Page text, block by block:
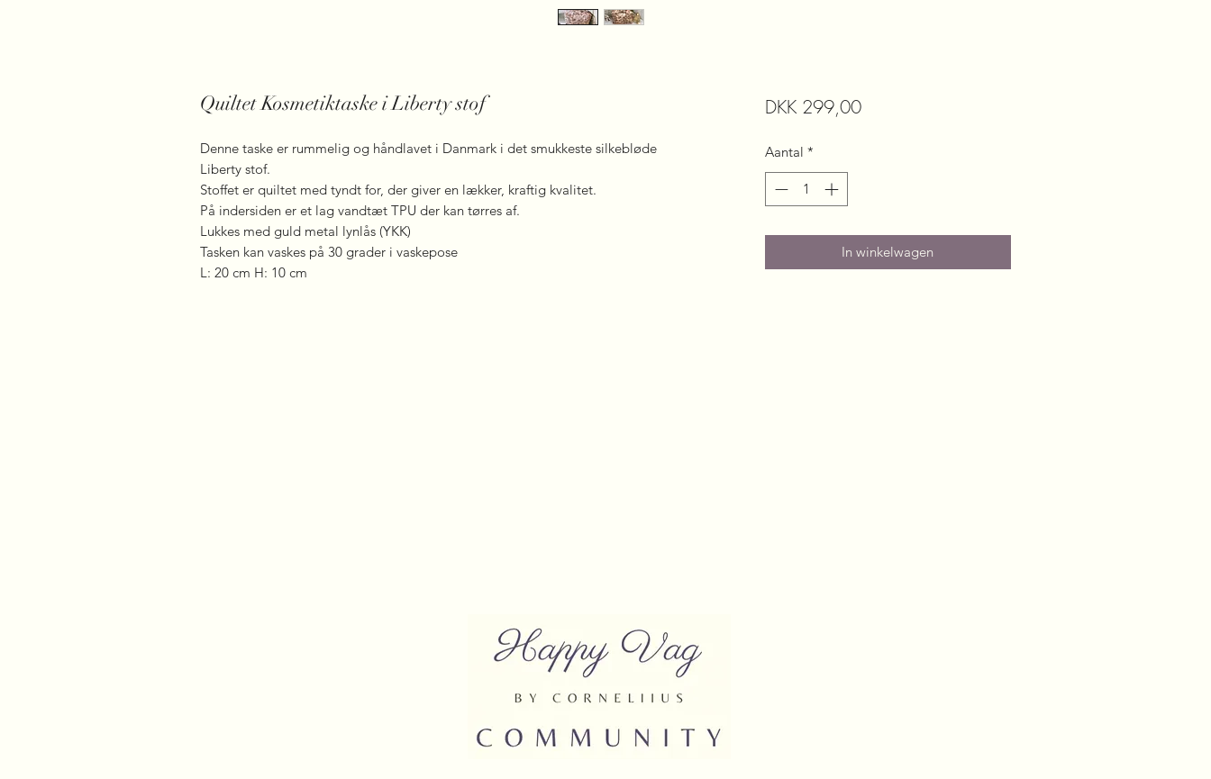
Quiltet Kosmetiktaske i Liberty stof
Denne taske er rummelig og håndlavet i Danmark i det smukkeste silkebløde
Liberty stof.
Stoffet er quiltet med tyndt for, der giver en lækker, kraftig kvalitet.
På indersiden er et lag vandtæt TPU der kan tørres af.
Lukkes med guld metal lynlås (YKK)
Tasken kan vaskes på 30 grader i vaskepose
L: 20 cm H: 10 cm
DKK 299,00Prijs
Aantal *
In winkelwagen